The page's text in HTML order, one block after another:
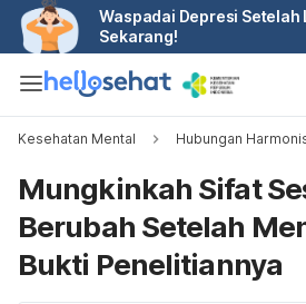
Waspadai Depresi Setelah
Sekarang!
Kesehatan Mental Hubungan
Mungkinkah Sifat
Berubah Setelah
Bukti Penelitiannya